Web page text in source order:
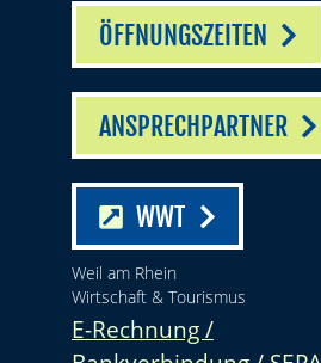
ÖFFNUNGSZEITEN
ANSPRECHPARTNER
WWT
Weil am Rhein
Wirtschaft & Tourismus
E-Rechnung /